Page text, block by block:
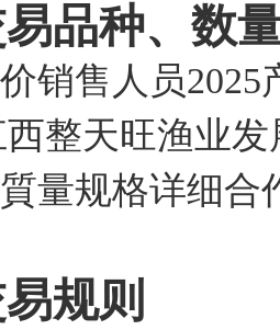
品种、数
销售人员2025
整天旺渔业
量规格详细合
规则